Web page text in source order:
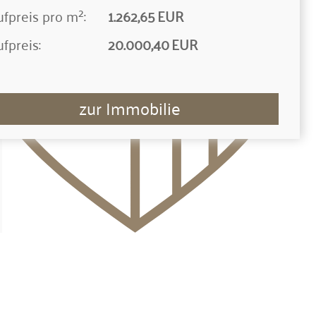
pro m²:
1.262,65 EUR
20.000,40 EUR
zur Immobilie